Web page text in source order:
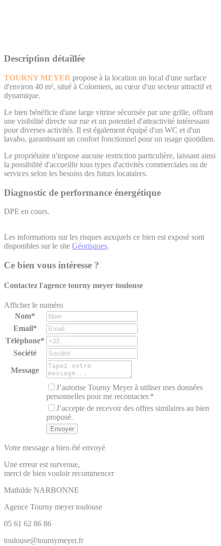
Description détaillée
TOURNY MEYER propose à la location un local d'une surface
d'environ 40 m², situé à Colomiers, au cœur d'un secteur attractif et
dynamique.
Le bien bénéficie d'une large vitrine sécurisée par une grille, offrant
une visibilité directe sur rue et un potentiel d'attractivité intéressant
pour diverses activités. Il est également équipé d'un WC et d'un
lavabo, garantissant un confort fonctionnel pour un usage quotidien.
Le propriétaire n'impose aucune restriction particulière, laissant ainsi
la possibilité d'accueillir tous types d'activités commerciales ou de
services selon les besoins des futurs locataires.
Diagnostic de performance énergétique
DPE en cours.
Les informations sur les risques auxquels ce bien est exposé sont
disponibles sur le site Géorisques.
Ce bien vous intéresse ?
Contactez l'agence tourny meyer toulouse
Afficher le numéro
Nom*
Email*
Téléphone*
Société
Message
J’autorise Tourny Meyer à utiliser mes données
personnelles pour me recontacter.*
J’accepte de recevoir des offres similaires au bien
proposé.
Votre message a bien été envoyé
Une erreur est survenue,
merci de bien vouloir recommencer
Mathilde NARBONNE
Agence Tourny meyer toulouse
05 61 62 86 86
toulouse@tournymeyer.fr